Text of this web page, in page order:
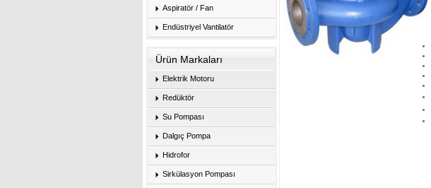
Aspiratör / Fan
Endüstriyel Vantilatör
Ürün Markaları
Elektrik Motoru
Redüktör
Su Pompası
Dalgıç Pompa
Hidrofor
Sirkülasyon Pompası